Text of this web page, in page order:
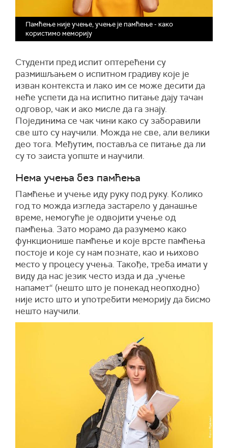
Памћење није учење, учење је памћење - како
користимо меморију
Студенти пред испит оптерећени су
размишљањем о испитном градиву које је
изван контекста и лако им се може десити да
неће успети да на испитно питање дају тачан
одговор, чак и ако мисле да га знају.
Појединима се чак чини како су заборавили
све што су научили. Можда не све, али велики
део тога. Међутим, поставља се питање да ли
су то заиста уопште и научили.
Нема учења без памћења
Памћење и учење иду руку под руку. Колико
год то можда изгледа застарело у данашње
време, немогуће је одвојити учење од
памћења. Зато морамо да разумемо како
функционише памћење и које врсте памћења
постоје и које су нам познате, као и њихово
место у процесу учења. Такође, треба имати у
виду да нас језик често изда и да „учење
напамет“ (нешто што је понекад неопходно)
није исто што и употребити меморију да бисмо
нешто научили.